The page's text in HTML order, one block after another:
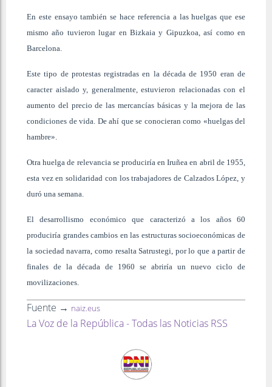
En este ensayo también se hace referencia a las huelgas que ese
mismo año tuvieron lugar en Bizkaia y Gipuzkoa, así como en
Barcelona.
Este tipo de protestas registradas en la década de 1950 eran de
caracter aislado y, generalmente, estuvieron relacionadas con el
aumento del precio de las mercancías básicas y la mejora de las
condiciones de vida. De ahí que se conocieran como «huelgas del
hambre».
Otra huelga de relevancia se produciría en Iruñea en abril de 1955,
esta vez en solidaridad con los trabajadores de Calzados López, y
duró una semana.
El desarrollismo económico que caracterizó a los años 60
produciría grandes cambios en las estructuras socioeconómicas de
la sociedad navarra, como resalta Satrustegi, por lo que a partir de
finales de la década de 1960 se abriría un nuevo ciclo de
movilizaciones.
Fuente → naiz.eus
La Voz de la República - Todas las Noticias RSS